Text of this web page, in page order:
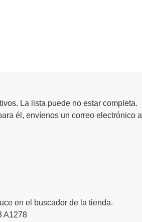
La lista puede no estar completa.
él, envíenos un correo electrónico a
en el buscador de la tienda.
A1278